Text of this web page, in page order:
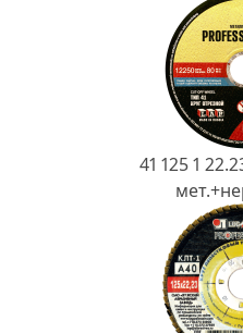
41 125 1